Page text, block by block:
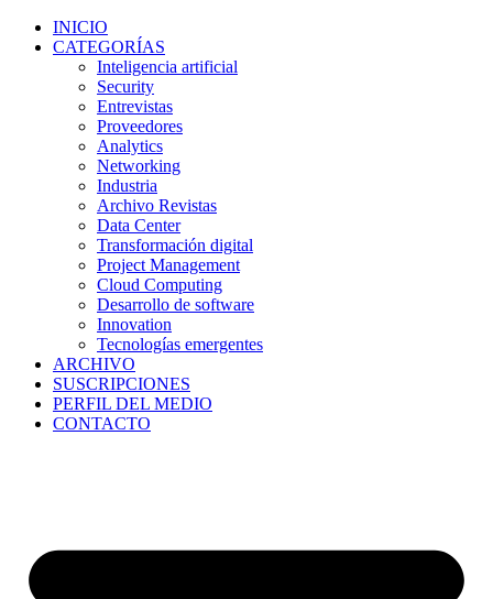
INICIO
CATEGORÍAS
Inteligencia artificial
Security
Entrevistas
Proveedores
Analytics
Networking
Industria
Archivo Revistas
Data Center
Transformación digital
Project Management
Cloud Computing
Desarrollo de software
Innovation
Tecnologías emergentes
ARCHIVO
SUSCRIPCIONES
PERFIL DEL MEDIO
CONTACTO